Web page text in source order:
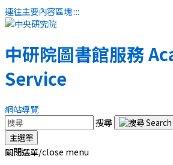
連往主要內容區塊:::
中研院圖書館服務
Service
網站導覽
搜尋
主選單
關閉選單/close menu